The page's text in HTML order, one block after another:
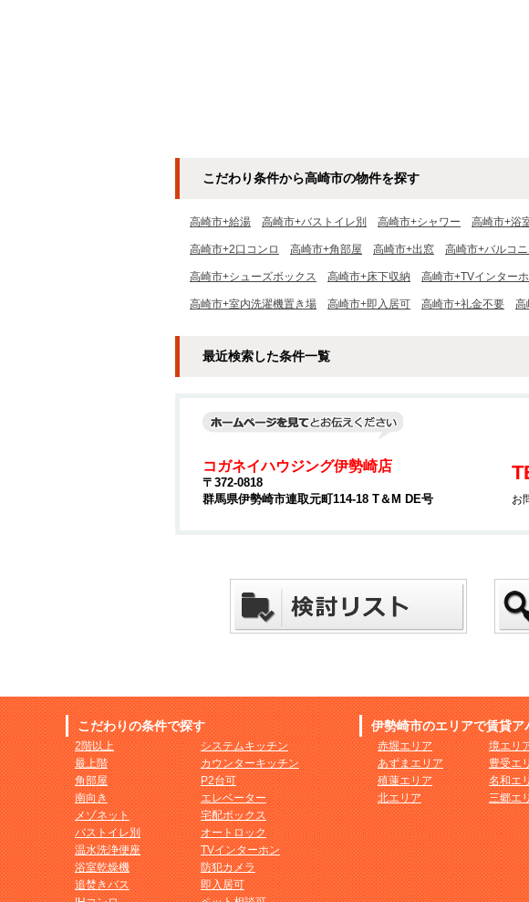
こだわり条件から高崎市の物件を探す
高崎市+給湯 高崎市+バストイレ別 高崎市+シャワー 高崎市+浴
高崎市+2口コンロ 高崎市+角部屋 高崎市+出窓 高崎市+バルコ
高崎市+シューズボックス 高崎市+床下収納 高崎市+TVインター
高崎市+室内洗濯機置き場 高崎市+即入居可 高崎市+礼金不要 高
最近検索した条件一覧
コガネイハウジング伊勢崎店
〒372-0818
群馬県伊勢崎市連取元町114-18 T＆M DE号
お
こだわりの条件で探す
2階以上
最上階
角部屋
南向き
メゾネット
バストイレ別
温水洗浄便座
浴室乾燥機
追焚きバス
システムキッチン
カウンターキッチン
P2台可
エレベーター
宅配ボックス
オートロック
TVインターホン
防犯カメラ
即入居可
伊勢崎市のエリアで賃貸
赤堀エリア
あずまエリア
殖蓮エリア
北エリア
境エリ
豊受エ
名和エ
三郷エ